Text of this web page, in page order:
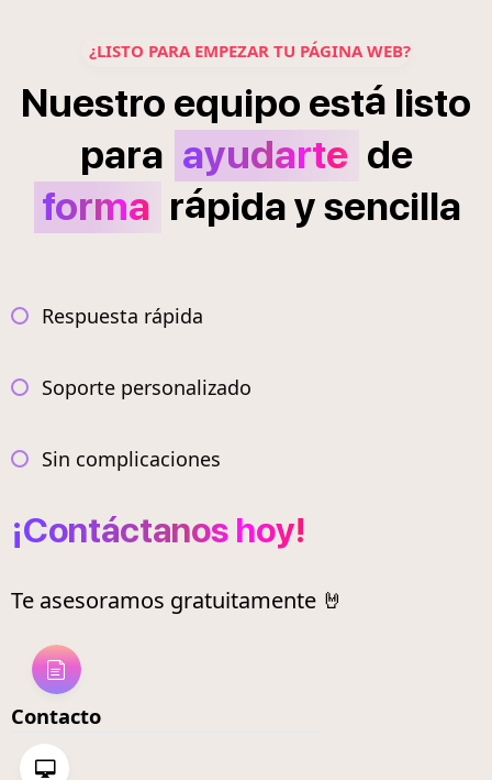
¿LISTO PARA EMPEZAR TU PÁGINA WEB?
Nuestro equipo está listo
para ayudarte de
forma rápidaysencilla
Respuesta rápida
Soporte personalizado
Sin complicaciones
¡Contáctanos hoy!
Te asesoramos gratuitamente 🤘
Contacto